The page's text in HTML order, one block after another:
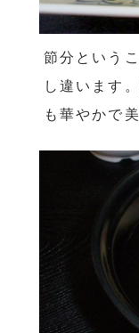
節分という
し違います
も華やかで